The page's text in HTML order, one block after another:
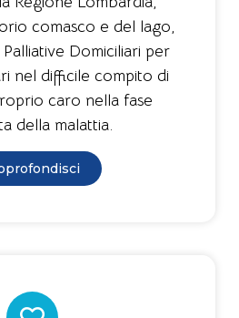
comasco e del lago,
Domiciliari per
nel difficile compito di
caro nella fase
della malattia.